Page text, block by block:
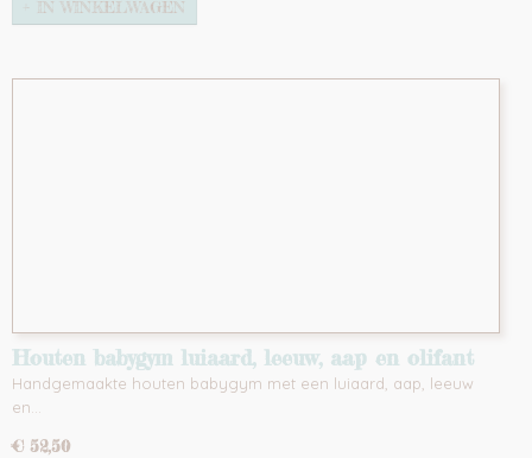
IN WINKELWAGEN
Houten babygym luiaard, leeuw, aap en olifant
Handgemaakte houten babygym met een luiaard, aap, leeuw
en…
€ 52,50